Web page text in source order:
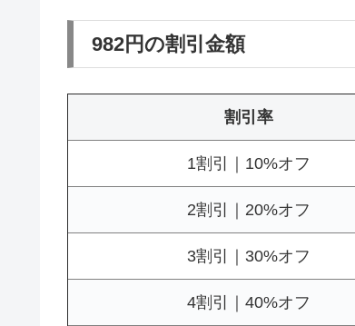
982円の割引金額
割引率
1割引｜10%オフ
2割引｜20%オフ
3割引｜30%オフ
4割引｜40%オフ